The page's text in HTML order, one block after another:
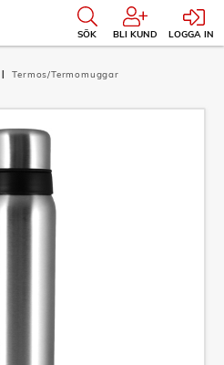
SÖK BLI KUND LOGGA IN
Termos/Termomuggar